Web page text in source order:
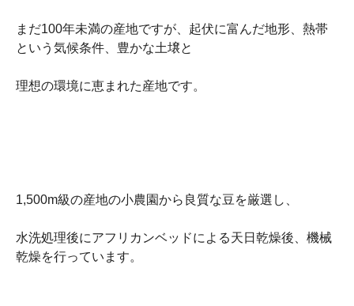
まだ100年未満の産地ですが、起伏に富んだ地形、熱帯
という気候条件、豊かな土壌と
理想の環境に恵まれた産地です。
1,500m級の産地の小農園から良質な豆を厳選し、
水洗処理後にアフリカンベッドによる天日乾燥後、機械
乾燥を行っています。